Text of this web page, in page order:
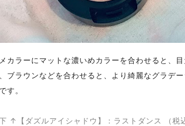
カラーにマットな濃いめカラーを合わせると、
ブラウンなどを合わせると、
より綺麗なグラデ
す。
↑【ダズルアイシャドウ】：ラストダンス （税